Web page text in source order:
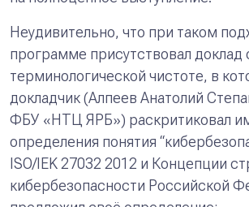
Неудивительно, что при таком
программе присутствовал доклад
терминологической чистоте, в
докладчик (Алпеев Анатолий
ФБУ «НТЦ ЯРБ») раскритиковал
определения понятия
ISO/IEK 27032 2012 и Концепции
кибербезопасности Российской